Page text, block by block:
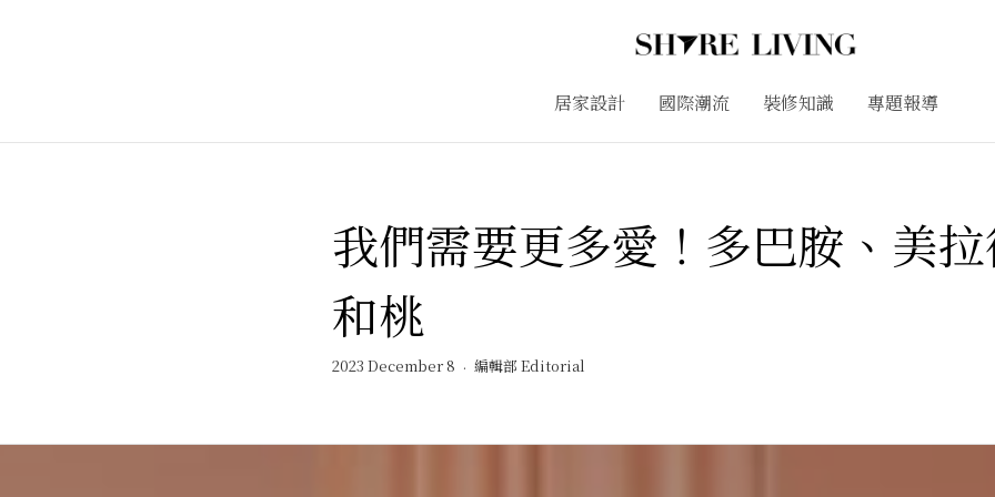
居家設計 國際潮流 裝修知識 專題報導
我們需要更多愛！多巴胺、美
和桃
2023 December 8 編輯部 Editorial